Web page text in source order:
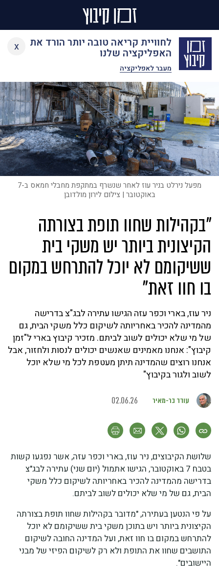
לחוויית קריאה טובה יותר הורד את
האפליקציה שלנו
מעבר לאפליקציה
x
Skip
content
מפעל נירלט בניר עוז לאחר שנשרף במתקפת מחבלי חמאס ב-7
באוקטובר | צילום לירון מולדובן
"בקהילות שחוו תופת בצורתה
הקיצונית ביותר יש משקי בית
ששיקומם לא יוכל להתרחש במקום
בו חוו זאת"
ניר עוז, בארי וכפר עזה הגישו עתירה לבג"צ בדרישה
מהמדינה להכיר באחריותה לשיקום כלל משקי הבית, גם
של מי שלא יכולים לשוב לביתם. מזכיר קיבוץ בארי ל"זמן
קיבוץ": אנחנו מאמינים שאנשים יכולים לנסות ולחזור, אבל
אנחנו רוצים שהמדינה תיתן מעטפת לכל מי שלא יוכל
לשוב ולגור בקיבוץ"
עודד בר-מאיר 02.06.26
שלושת הקיבוצים, ניר עוז, בארי וכפר עזה, אשר נפגעו קשות
בטבח 7 באוקטובר, הגישו אתמול (יום שני) עתירה לבג"צ
בדרישה מהמדינה להכיר באחריותה לשיקום כלל משקי
הבית, גם של מי שלא יכולים לשוב לביתם.
על פי הנטען בעתירה, "מדובר בקהילות שחוו תופת בצורתה
הקיצונית ביותר ויש בתוכן משקי בית ששיקומם לא יוכל
להתרחש במקום בו חוו זאת, ועל המדינה החובה לשיקום
התושבים שחוו את התופת ולא רק לשיקום הפיזי של מבני
היישובים".